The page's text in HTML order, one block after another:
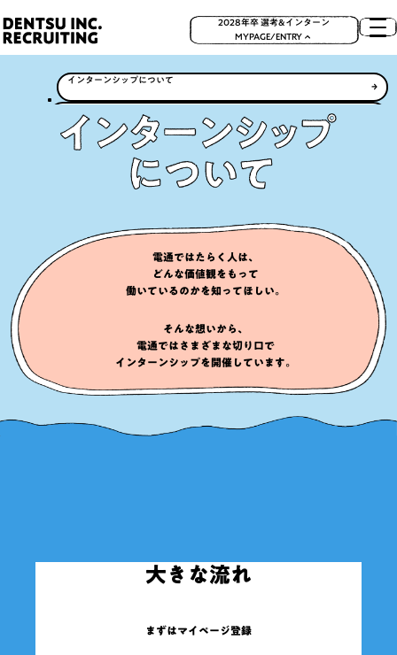
2028年卒 選考&インターン
MYPAGE/ENTRY
想像もできない自分との出会い
LIFE
実際に話してみたい！
社員訪問
仕事の哲学を聞きたい！ 社長の声も聞きたい！
社長メッセージ
採用部より
見たことのない景色を目指して
CHALLENGE
どんな仕事があるの？
職種紹介
「電通」の働きやすさ
「働きやすさ」を支える制度
「成長」を支える制度
Special Q&A 会社概要
社員の声が直接聞ける！
インターンシップについて
冬のインターン
電通ではたらく人は、
どんな価値観をもって
働いているのかを知ってほしい。
そんな想いから、
電通ではさまざまな切り口で
インターンシップを開催しています。
大きな流れ
まずはマイページ登録